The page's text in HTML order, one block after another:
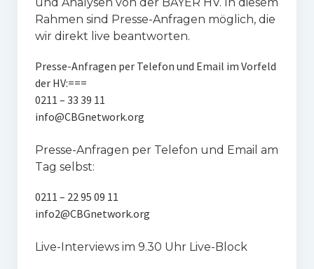
Rahmen sind Presse-Anfragen möglich, die
wir direkt live beantworten.
Presse-Anfragen per Telefon und Email im Vorfeld
der HV:===
0211 – 33 39 11
info@CBGnetwork.org
Presse-Anfragen per Telefon und Email am
Tag selbst:
0211 – 22 95 09 11
info2@CBGnetwork.org
Live-Interviews im 9.30 Uhr Live-Block